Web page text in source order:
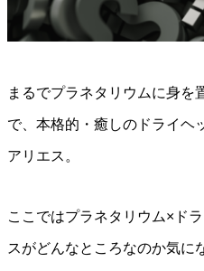
まるでプラネタリウムに身を
で、本格的・癒しのドライヘ
アリエス。
ここではプラネタリウム×ド
スがどんなところなのか気に